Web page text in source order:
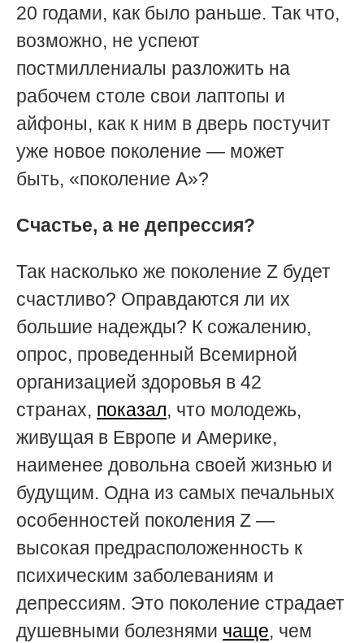
20 годами, как было раньше. Так что,
возможно, не успеют
постмиллениалы разложить на
рабочем столе свои лаптопы и
айфоны, как к ним в дверь постучит
уже новое поколение — может
быть, «поколение А»?
Счастье, а не депрессия?
Так насколько же поколение Z будет
счастливо? Оправдаются ли их
большие надежды? К сожалению,
опрос, проведенный Всемирной
организацией здоровья в 42
странах, показал, что молодежь,
живущая в Европе и Америке,
наименее довольна своей жизнью и
будущим. Одна из самых печальных
особенностей поколения Z —
высокая предрасположенность к
психическим заболеваниям и
депрессиям. Это поколение страдает
душевными болезнями чаще, чем